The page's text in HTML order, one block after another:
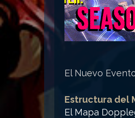
El Nuevo
Estructura del
El Mapa